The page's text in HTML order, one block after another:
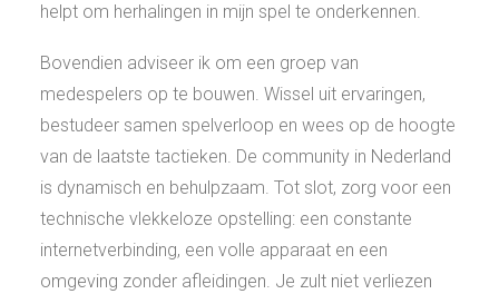
helpt om herhalingen in mijn spel te onderkennen.
Bovendien adviseer ik om een groep van
medespelers op te bouwen. Wissel uit ervaringen,
bestudeer samen spelverloop en wees op de hoogte
van de laatste tactieken. De community in Nederland
is dynamisch en behulpzaam. Tot slot, zorg voor een
technische vlekkeloze opstelling: een constante
internetverbinding, een volle apparaat en een
omgeving zonder afleidingen. Je zult niet verliezen